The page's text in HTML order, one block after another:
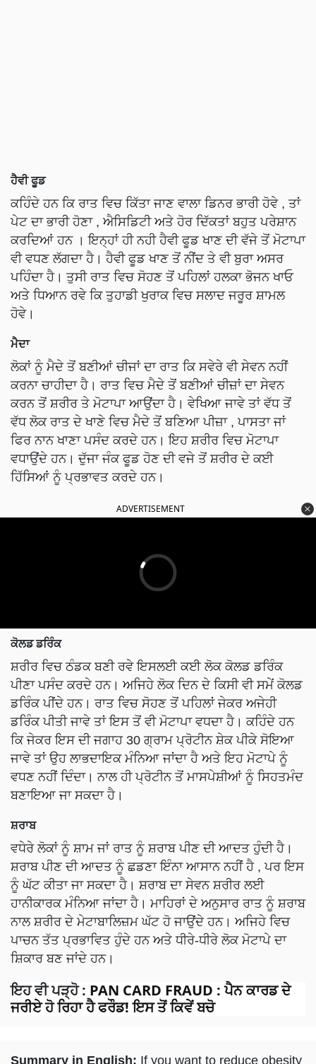
ਹੈਵੀ ਫੂਡ
ਕਹਿੰਦੇ ਹਨ ਕਿ ਰਾਤ ਵਿਚ ਕਿੱਤਾ ਜਾਣ ਵਾਲਾ ਡਿਨਰ ਭਾਰੀ ਹੋਵੇ , ਤਾਂ
ਪੇਟ ਦਾ ਭਾਰੀ ਹੋਣਾ , ਐਸਿਡਿਟੀ ਅਤੇ ਹੋਰ ਦਿੱਕਤਾਂ ਬਹੁਤ ਪਰੇਸ਼ਾਨ
ਕਰਦਿਆਂ ਹਨ । ਇਨ੍ਹਾਂ ਹੀ ਨਹੀ ਹੈਵੀ ਫੂਡ ਖਾਣ ਦੀ ਵੱਜੇ ਤੋਂ ਮੋਟਾਪਾ
ਵੀ ਵਧਣ ਲੱਗਦਾ ਹੈ। ਹੈਵੀ ਫੂਡ ਖਾਣ ਤੋਂ ਨੀਂਦ ਤੇ ਵੀ ਬੁਰਾ ਅਸਰ
ਪਹਿੰਦਾ ਹੈ। ਤੁਸੀ ਰਾਤ ਵਿਚ ਸੋਹਣ ਤੋਂ ਪਹਿਲਾਂ ਹਲਕਾ ਭੋਜਨ ਖਾਓ
ਅਤੇ ਧਿਆਨ ਰਵੇ ਕਿ ਤੁਹਾਡੀ ਖੁਰਾਕ ਵਿਚ ਸਲਾਦ ਜਰੂਰ ਸ਼ਾਮਲ
ਹੋਵੇ।
ਮੈਦਾ
ਲੋਕਾਂ ਨੂੰ ਮੈਦੇ ਤੋਂ ਬਣੀਆਂ ਚੀਜਾਂ ਦਾ ਰਾਤ ਕਿ ਸਵੇਰੇ ਵੀ ਸੇਵਨ ਨਹੀਂ
ਕਰਨਾ ਚਾਹੀਦਾ ਹੈ। ਰਾਤ ਵਿਚ ਮੈਦੇ ਤੋਂ ਬਣੀਆਂ ਚੀਜ਼ਾਂ ਦਾ ਸੇਵਨ
ਕਰਨ ਤੋਂ ਸ਼ਰੀਰ ਤੇ ਮੋਟਾਪਾ ਆਉਂਦਾ ਹੈ। ਵੇਖਿਆ ਜਾਵੇ ਤਾਂ ਵੱਧ ਤੋਂ
ਵੱਧ ਲੋਕ ਰਾਤ ਦੇ ਖਾਣੇ ਵਿਚ ਮੈਦੇ ਤੋਂ ਬਣਿਆ ਪੀਜ਼ਾ , ਪਾਸਤਾ ਜਾਂ
ਫਿਰ ਨਾਨ ਖਾਣਾ ਪਸੰਦ ਕਰਦੇ ਹਨ। ਇਹ ਸ਼ਰੀਰ ਵਿਚ ਮੋਟਾਪਾ
ਵਧਾਉਂਦੇ ਹਨ। ਦੁੱਜਾ ਜੰਕ ਫੂਡ ਹੋਣ ਦੀ ਵਜੇ ਤੋਂ ਸ਼ਰੀਰ ਦੇ ਕਈ
ਹਿੱਸਿਆਂ ਨੂੰ ਪ੍ਰਭਾਵਤ ਕਰਦੇ ਹਨ।
ADVERTISEMENT
ਕੋਲਡ ਡਰਿੰਕ
ਸ਼ਰੀਰ ਵਿਚ ਠੰਡਕ ਬਣੀ ਰਵੇ ਇਸਲਈ ਕਈ ਲੋਕ ਕੋਲਡ ਡਰਿੰਕ
ਪੀਣਾ ਪਸੰਦ ਕਰਦੇ ਹਨ। ਅਜਿਹੇ ਲੋਕ ਦਿਨ ਦੇ ਕਿਸੀ ਵੀ ਸਮੇਂ ਕੋਲਡ
ਡਰਿੰਕ ਪੀਂਦੇ ਹਨ। ਰਾਤ ਵਿਚ ਸੋਹਣ ਤੋਂ ਪਹਿਲਾਂ ਜੇਕਰ ਅਜੇਹੀ
ਡਰਿੰਕ ਪੀਤੀ ਜਾਵੇ ਤਾਂ ਇਸ ਤੋਂ ਵੀ ਮੋਟਾਪਾ ਵਧਦਾ ਹੈ। ਕਹਿੰਦੇ ਹਨ
ਕਿ ਜੇਕਰ ਇਸ ਦੀ ਜਗਾਹ 30 ਗ੍ਰਾਮ ਪ੍ਰੋਟੀਨ ਸ਼ੇਕ ਪੀਕੇ ਸੋਇਆ
ਜਾਵੇ ਤਾਂ ਉਹ ਲਾਭਦਾਇਕ ਮੰਨਿਆ ਜਾਂਦਾ ਹੈ ਅਤੇ ਇਹ ਮੋਟਾਪੇ ਨੂੰ
ਵਧਣ ਨਹੀਂ ਦਿੰਦਾ। ਨਾਲ ਹੀ ਪ੍ਰੋਟੀਨ ਤੋਂ ਮਾਸਪੇਸ਼ੀਆਂ ਨੂੰ ਸਿਹਤਮੰਦ
ਬਣਾਇਆ ਜਾ ਸਕਦਾ ਹੈ।
ਸ਼ਰਾਬ
ਵਧੇਰੇ ਲੋਕਾਂ ਨੂੰ ਸ਼ਾਮ ਜਾਂ ਰਾਤ ਨੂੰ ਸ਼ਰਾਬ ਪੀਣ ਦੀ ਆਦਤ ਹੁੰਦੀ ਹੈ।
ਸ਼ਰਾਬ ਪੀਣ ਦੀ ਆਦਤ ਨੂੰ ਛਡਣਾ ਇੰਨਾ ਆਸਾਨ ਨਹੀਂ ਹੈ , ਪਰ ਇਸ
ਨੂੰ ਘੱਟ ਕੀਤਾ ਜਾ ਸਕਦਾ ਹੈ। ਸ਼ਰਾਬ ਦਾ ਸੇਵਨ ਸ਼ਰੀਰ ਲਈ
ਹਾਨੀਕਾਰਕ ਮੰਨਿਆ ਜਾਂਦਾ ਹੈ। ਮਾਹਿਰਾਂ ਦੇ ਅਨੁਸਾਰ ਰਾਤ ਨੂੰ ਸ਼ਰਾਬ
ਨਾਲ ਸ਼ਰੀਰ ਦੇ ਮੇਟਾਬਾਲਿਜ਼ਮ ਘੱਟ ਹੋ ਜਾਉਂਦੇ ਹਨ। ਅਜਿਹੇ ਵਿਚ
ਪਾਚਨ ਤੱਤ ਪ੍ਰਭਾਵਿਤ ਹੁੰਦੇ ਹਨ ਅਤੇ ਧੀਰੇ-ਧੀਰੇ ਲੋਕ ਮੋਟਾਪੇ ਦਾ
ਸ਼ਿਕਾਰ ਬਣ ਜਾਂਦੇ ਹਨ।
ਇਹ ਵੀ ਪੜ੍ਹੋ : PAN CARD FRAUD : ਪੈਨ ਕਾਰਡ ਦੇ
ਜਰੀਏ ਹੋ ਰਿਹਾ ਹੈ ਫਰੌਡ! ਇਸ ਤੋਂ ਕਿਵੇਂ ਬਚੋ
Summary in English: If you want to reduce obesity